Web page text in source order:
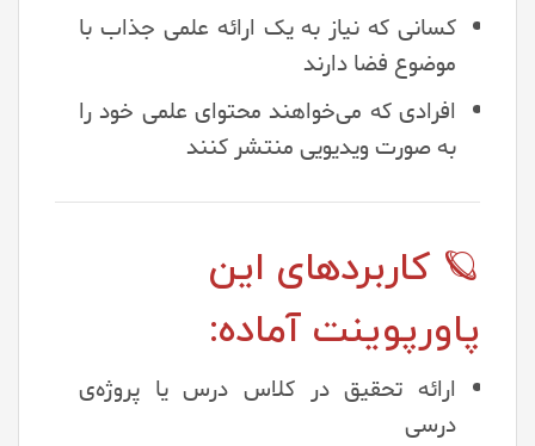
کسانی که نیاز به یک ارائه علمی جذاب با
موضوع فضا دارند
افرادی که می‌خواهند محتوای علمی خود را
به صورت ویدیویی منتشر کنند
🪐 کاربردهای این
پاورپوینت آماده:
ارائه تحقیق در کلاس درس یا پروژه‌ی
درسی